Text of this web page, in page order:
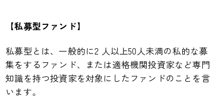
【私募型ファンド】
私募型とは、一般的に2 人以上50人未満の私的な募
集をするファンド、または適格機関投資家など専門
知識を持つ投資家を対象にしたファンドのことを言
います。